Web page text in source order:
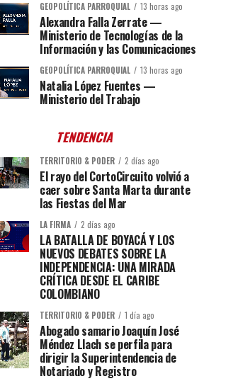
GEOPOLÍTICA PARROQUIAL 13 horas ago
Alexandra Falla Zerrate —
Ministerio de Tecnologías de la
Información y las Comunicaciones
GEOPOLÍTICA PARROQUIAL 13 horas ago
Natalia López Fuentes —
Ministerio del Trabajo
TENDENCIA
TERRITORIO & PODER 2 días ago
El rayo del CortoCircuito volvió a
caer sobre Santa Marta durante
las Fiestas del Mar
LA FIRMA 2 días ago
LA BATALLA DE BOYACÁ Y LOS
NUEVOS DEBATES SOBRE LA
INDEPENDENCIA: UNA MIRADA
CRÍTICA DESDE EL CARIBE
COLOMBIANO
TERRITORIO & PODER 1 día ago
Abogado samario Joaquín José
Méndez Llach se perfila para
dirigir la Superintendencia de
Notariado y Registro